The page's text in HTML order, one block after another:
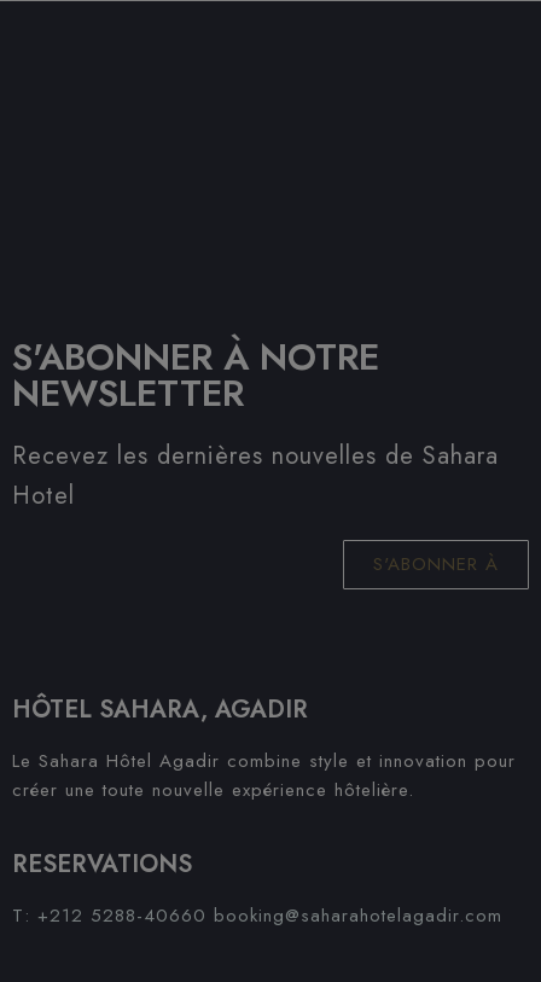
S'ABONNER À NOTRE
NEWSLETTER
Recevez les dernières nouvelles de Sahara
Hotel
S'ABONNER À
HÔTEL SAHARA, AGADIR
Le Sahara Hôtel Agadir combine style et innovation pour
créer une toute nouvelle expérience hôtelière.
RESERVATIONS
T: +212 5288-40660 booking@saharahotelagadir.com